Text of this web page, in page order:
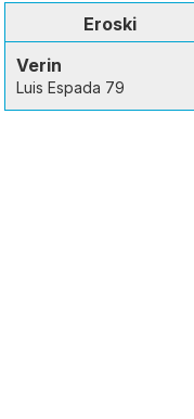
Eroski
Verin
Luis Espada 79